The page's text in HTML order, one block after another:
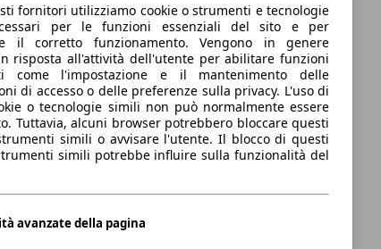
fornitori utilizziamo cookie o strumenti e tecnologie
per le funzioni essenziali del sito e per
il corretto funzionamento. Vengono in genere
risposta all'attività dell'utente per abilitare funzioni
come l'impostazione e il mantenimento delle
di accesso o delle preferenze sulla privacy. L'uso di
o tecnologie simili non può normalmente essere
Tuttavia, alcuni browser potrebbero bloccare questi
simili o avvisare l'utente. Il blocco di questi
simili potrebbe influire sulla funzionalità del
avanzate della pagina